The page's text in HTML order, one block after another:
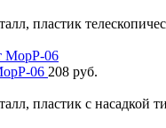
пластик
06 208 руб.
пластик с насадкой